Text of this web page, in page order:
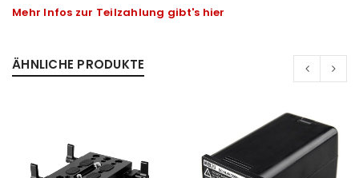
Mehr Infos zur Teilzahlung gibt's hier
ÄHNLICHE PRODUKTE